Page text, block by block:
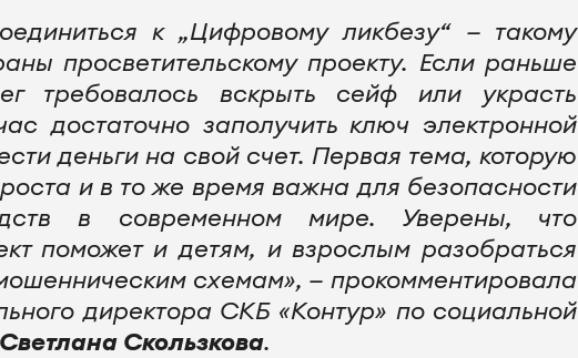
к „Цифровому ликбезу“ — такому
просветительскому проекту. Если раньше
требовалось вскрыть сейф или украсть
достаточно заполучить ключ электронной
деньги на свой счет. Первая тема, которую
и в то же время важна для безопасности
в современном мире. Уверены, что
поможет и детям, и взрослым разобраться
схемам», — прокомментировала
директора СКБ «Контур» по социальной
Светлана Скользкова.